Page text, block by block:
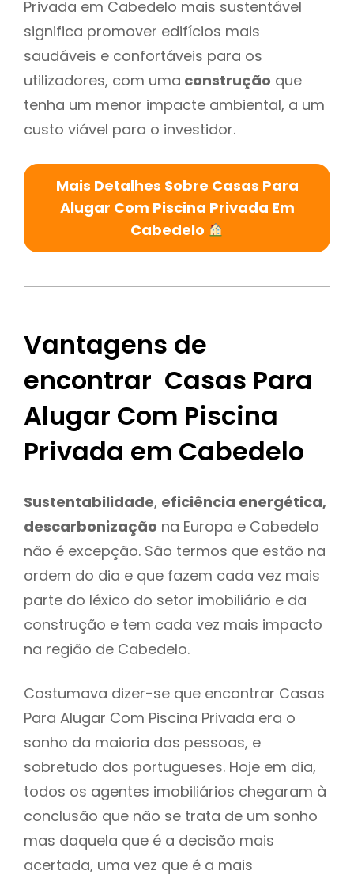
Privada em Cabedelo mais sustentável
significa promover edifícios mais
saudáveis e confortáveis para os
utilizadores, com uma construção que
tenha um menor impacte ambiental, a um
custo viável para o investidor.
Mais Detalhes Sobre Casas Para
Alugar Com Piscina Privada Em
Cabedelo
Vantagens de
encontrar Casas Para
Alugar Com Piscina
Privada em Cabedelo
Sustentabilidade, eficiência energética,
descarbonização na Europa e Cabedelo
não é excepção. São termos que estão na
ordem do dia e que fazem cada vez mais
parte do léxico do setor imobiliário e da
construção e tem cada vez mais impacto
na região de Cabedelo.
Costumava dizer-se que encontrar Casas
Para Alugar Com Piscina Privada era o
sonho da maioria das pessoas, e
sobretudo dos portugueses. Hoje em dia,
todos os agentes imobiliários chegaram à
conclusão que não se trata de um sonho
mas daquela que é a decisão mais
acertada, uma vez que é a mais